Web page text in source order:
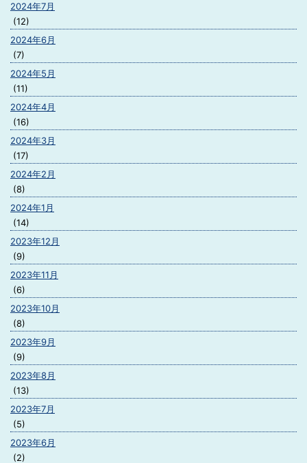
2024年7月
(12)
2024年6月
(7)
2024年5月
(11)
2024年4月
(16)
2024年3月
(17)
2024年2月
(8)
2024年1月
(14)
2023年12月
(9)
2023年11月
(6)
2023年10月
(8)
2023年9月
(9)
2023年8月
(13)
2023年7月
(5)
2023年6月
(2)